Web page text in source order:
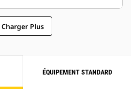
Charger Plus
ÉQUIPEMENT STANDARD